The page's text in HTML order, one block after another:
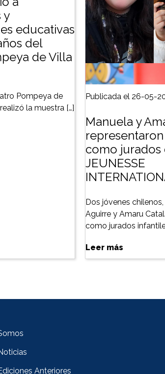
y
educativas
del
de Villa
Pompeya de
la muestra […]
Publicada el 26-05-
Manuela y
como jurados
JEUNESSE
Dos jóvenes
Aguirre y Amaru
como jurados
Leer más
Anteriores